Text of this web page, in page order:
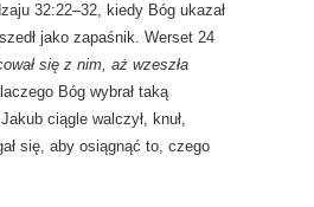
32:22–32, kiedy Bóg ukazał
jako zapaśnik. Werset 24
się z nim, aż wzeszła
Bóg wybrał taką
ciągle walczył, knuł,
się, aby osiągnąć to, czego